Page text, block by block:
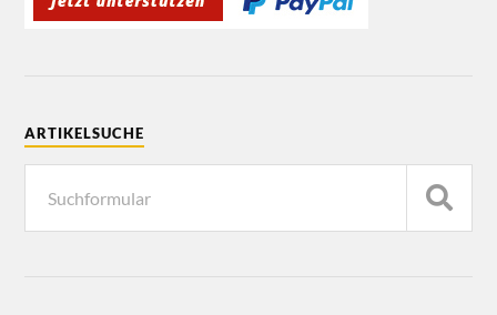
ARTIKELSUCHE